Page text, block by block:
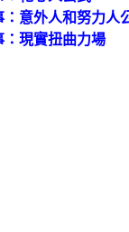
意外人和努力人
現實扭曲力場